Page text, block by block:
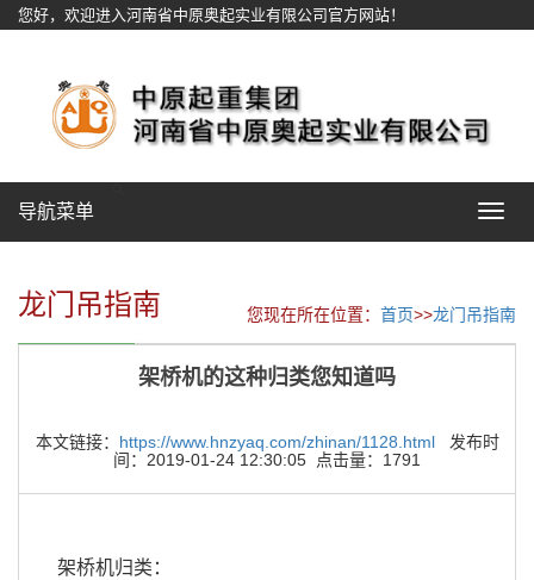
您好，欢迎进入河南省中原奥起实业有限公司官方网站！
Toggle
导航菜单
龙门吊指南 您现在所在位置： 首页>>龙门吊指南
架桥机的这种归类您知道吗
本文链接： https://www.hnzyaq.com/zhinan/1128.html发布时
间：2019-01-24 12:30:05 点击量：1791
架桥机归类：